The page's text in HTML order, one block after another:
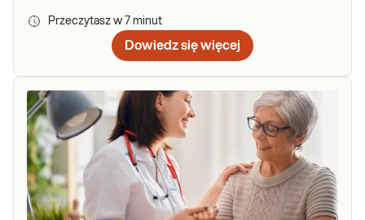
Przeczytasz w 7 minut
Dowiedz się więcej